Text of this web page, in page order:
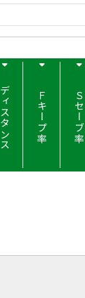
ディスタンス Ｆキープ率 Ｓセーブ率